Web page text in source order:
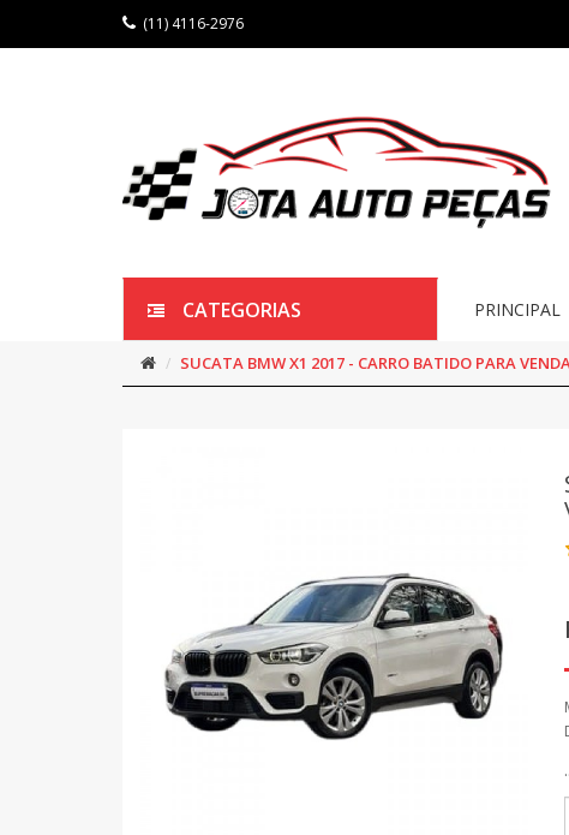
(11) 4116-2976
CATEGORIAS PRINCIPAL
SUCATA BMW X1 2017 - CARRO BATIDO PARA